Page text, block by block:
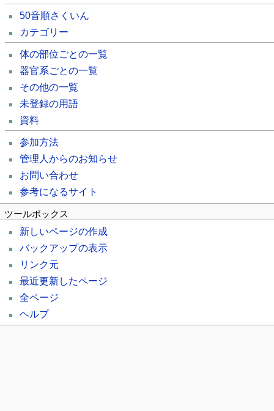
50音順さくいん
カテゴリー
体の部位ごとの一覧
器官系ごとの一覧
その他の一覧
未登録の用語
資料
参加方法
管理人からのお知らせ
お問い合わせ
参考になるサイト
ツールボックス
新しいページの作成
バックアップの表示
リンク元
最近更新したページ
全ページ
ヘルプ